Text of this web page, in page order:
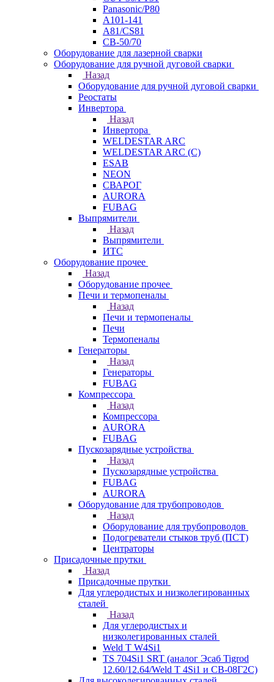
Panasonic/P80
А101-141
А81/CS81
СВ-50/70
Оборудование для лазерной сварки
Оборудование для ручной дуговой сварки
Назад
Оборудование для ручной дуговой сварки
Реостаты
Инвертора
Назад
Инвертора
WELDESTAR ARC
WELDESTAR ARC (С)
ESAB
NEON
СВАРОГ
AURORA
FUBAG
Выпрямители
Назад
Выпрямители
ИТС
Оборудование прочее
Назад
Оборудование прочее
Печи и термопеналы
Назад
Печи и термопеналы
Печи
Термопеналы
Генераторы
Назад
Генераторы
FUBAG
Компрессора
Назад
Компрессора
AURORA
FUBAG
Пускозарядные устройства
Назад
Пускозарядные устройства
FUBAG
AURORA
Оборудование для трубопроводов
Назад
Оборудование для трубопроводов
Подогреватели стыков труб (ПСТ)
Центраторы
Присадочные прутки
Назад
Присадочные прутки
Для углеродистых и низколегированных
сталей
Назад
Для углеродистых и
низколегированных сталей
Weld T W4Si1
TS 704Si1 SRT (аналог Эсаб Tigrod
12.60/12.64/Weld T 4Si1 и СВ-08Г2С)